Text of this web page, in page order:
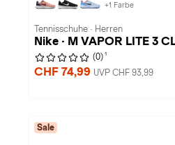
+1 Farbe
Tennisschuhe · Herren
Nike · M VAPOR LITE 3
(0) 1
CHF 74,99 UVP CHF 93,99
Sale